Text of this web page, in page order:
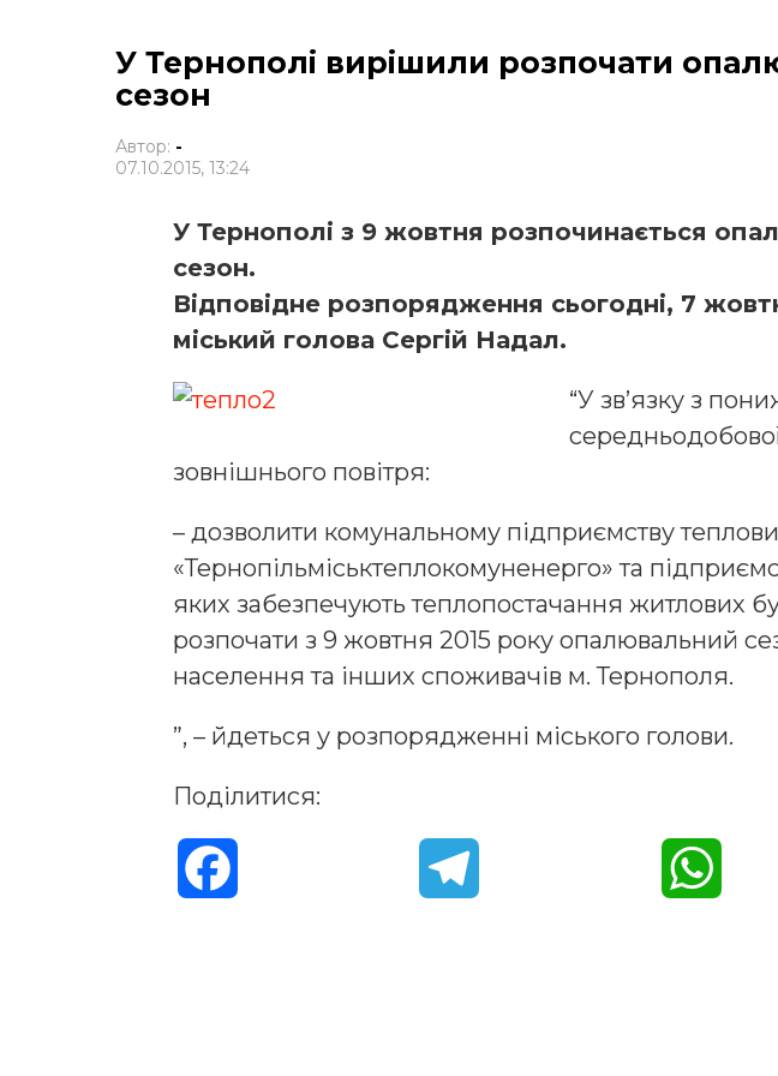
У Тернополі вирішили розпочати
сезон
Автор: -
07.10.2015, 13:24
У Тернополі з 9 жовтня розпочинається
сезон.
Відповідне розпорядження сьогодні, 7
міський голова Сергій Надал.
“У зв’язку з
зовнішнього повітря:
– дозволити комунальному підприємству
«Тернопільміськтеплокомуненерго» та
яких забезпечують теплопостачання житлових
розпочати з 9 жовтня 2015 року опалювальний
населення та інших споживачів м. Тернополя.
”, – йдеться у розпорядженні міського голови.
Поділитися: